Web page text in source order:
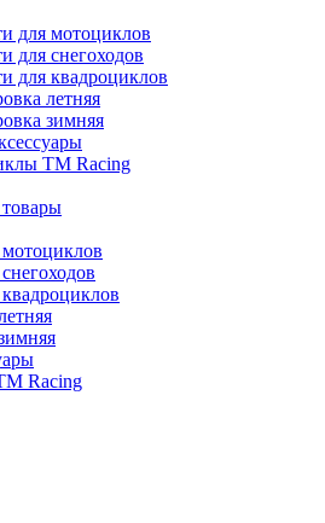
для мотоциклов
для снегоходов
для квадроциклов
летняя
зимняя
TM Racing
мотоциклов
Racing